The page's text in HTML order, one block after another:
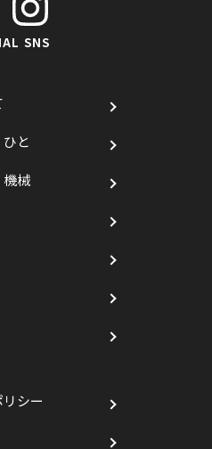
SNS
と
機械
シー